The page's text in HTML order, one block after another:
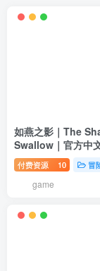
如燕之影｜The
Swallow｜官方中
｜免安装
付费资源 10 冒
game